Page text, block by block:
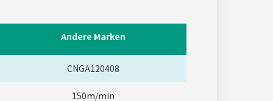
Andere Marken
CNGA120408
150m/min